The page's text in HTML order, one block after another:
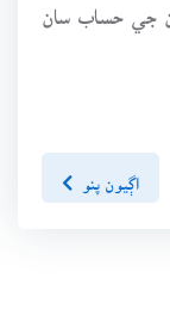
جي حساب سان
اڳيون پنو